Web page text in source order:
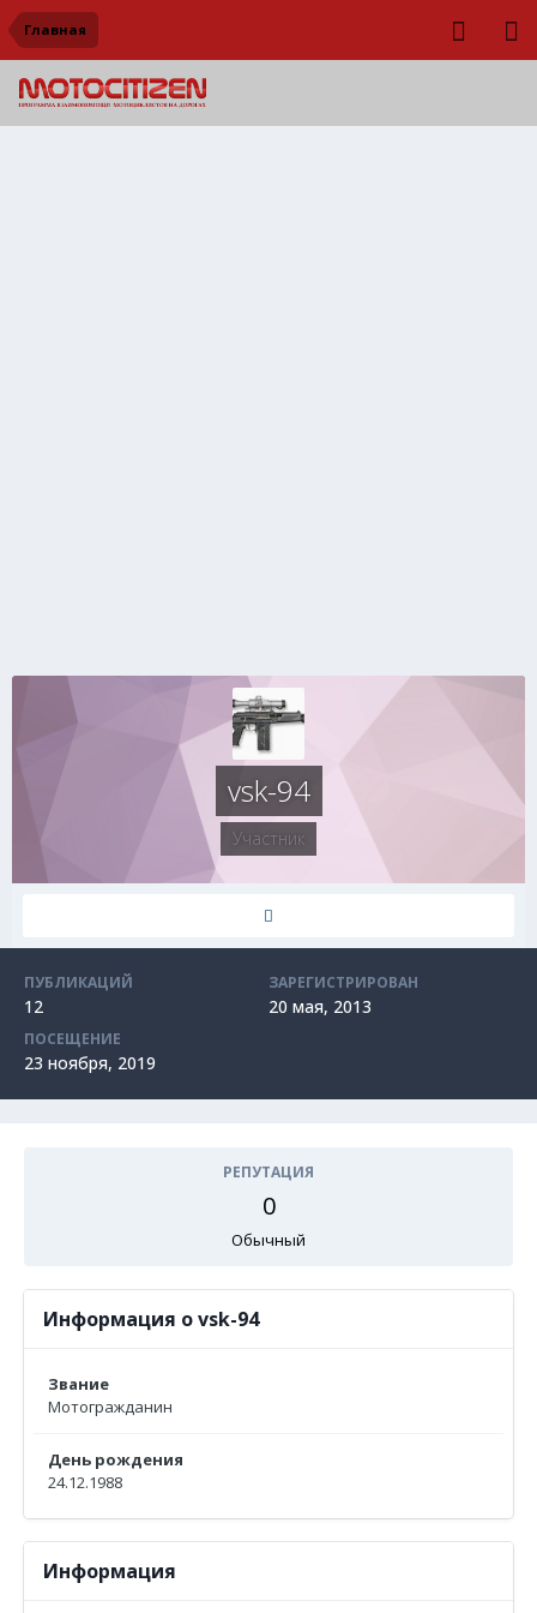
Главная
vsk-94
Участник
ПУБЛИКАЦИЙ
12
ЗАРЕГИСТРИРОВАН
20 мая, 2013
ПОСЕЩЕНИЕ
23 ноября, 2019
РЕПУТАЦИЯ
0
Обычный
Информация о vsk-94
Звание
Мотогражданин
День рождения
24.12.1988
Информация